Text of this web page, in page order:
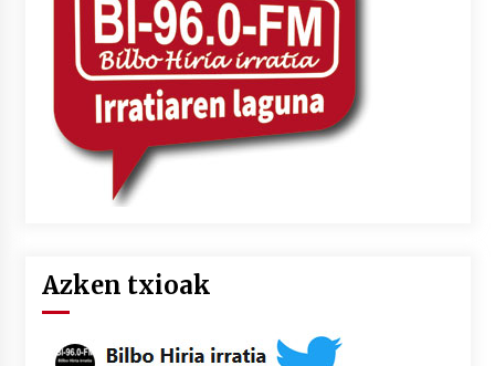
2026/07/03
MUSIBLA #297: Bide, Boards Of Canada, Somak,
Tiga, Twisted Teens, Underscores, Habia
2026/07/02
Azken txioak